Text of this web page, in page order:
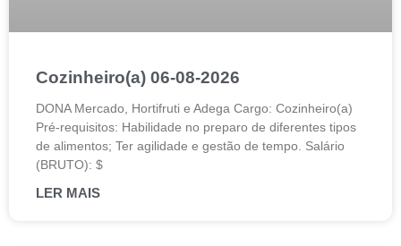
Cozinheiro(a) 06-08-2026
DONA Mercado, Hortifruti e Adega Cargo: Cozinheiro(a)
Pré-requisitos: Habilidade no preparo de diferentes tipos
de alimentos; Ter agilidade e gestão de tempo. Salário
(BRUTO): $
LER MAIS